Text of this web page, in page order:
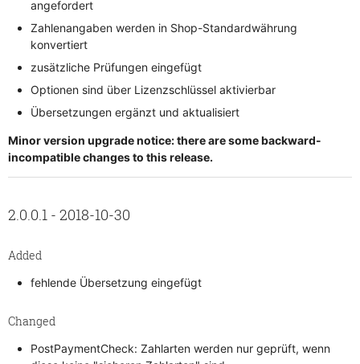
angefordert
Zahlenangaben werden in Shop-Standardwährung
konvertiert
zusätzliche Prüfungen eingefügt
Optionen sind über Lizenzschlüssel aktivierbar
Übersetzungen ergänzt und aktualisiert
Minor version upgrade notice: there are some backward-
incompatible changes to this release.
2.0.0.1 - 2018-10-30
Added
fehlende Übersetzung eingefügt
Changed
PostPaymentCheck: Zahlarten werden nur geprüft, wenn